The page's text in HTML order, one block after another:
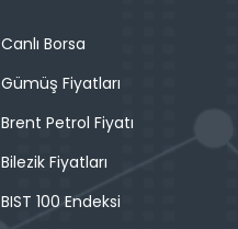
Canlı Borsa
Gümüş Fiyatları
Brent Petrol Fiyatı
Bilezik Fiyatları
BIST 100 Endeksi